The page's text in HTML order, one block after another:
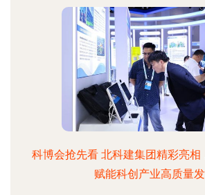
科博会抢先看 北科建集团精彩亮相
赋能科创产业高质量